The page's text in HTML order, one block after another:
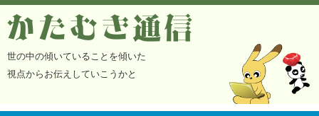
かたむき通信
世の中の傾いていることを傾いた
視点からお伝えしていこうかと